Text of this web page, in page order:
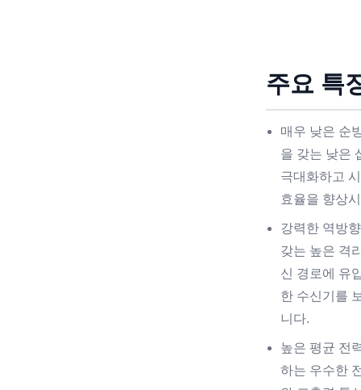
주요 특
매우 낮은 순
을 갖는 낮은
극대화하고
효율을 향상
강력한 역방
갖는 높은 격
신 경로에 유
한 수신기를
니다.
높은 평균 전
하는 우수한